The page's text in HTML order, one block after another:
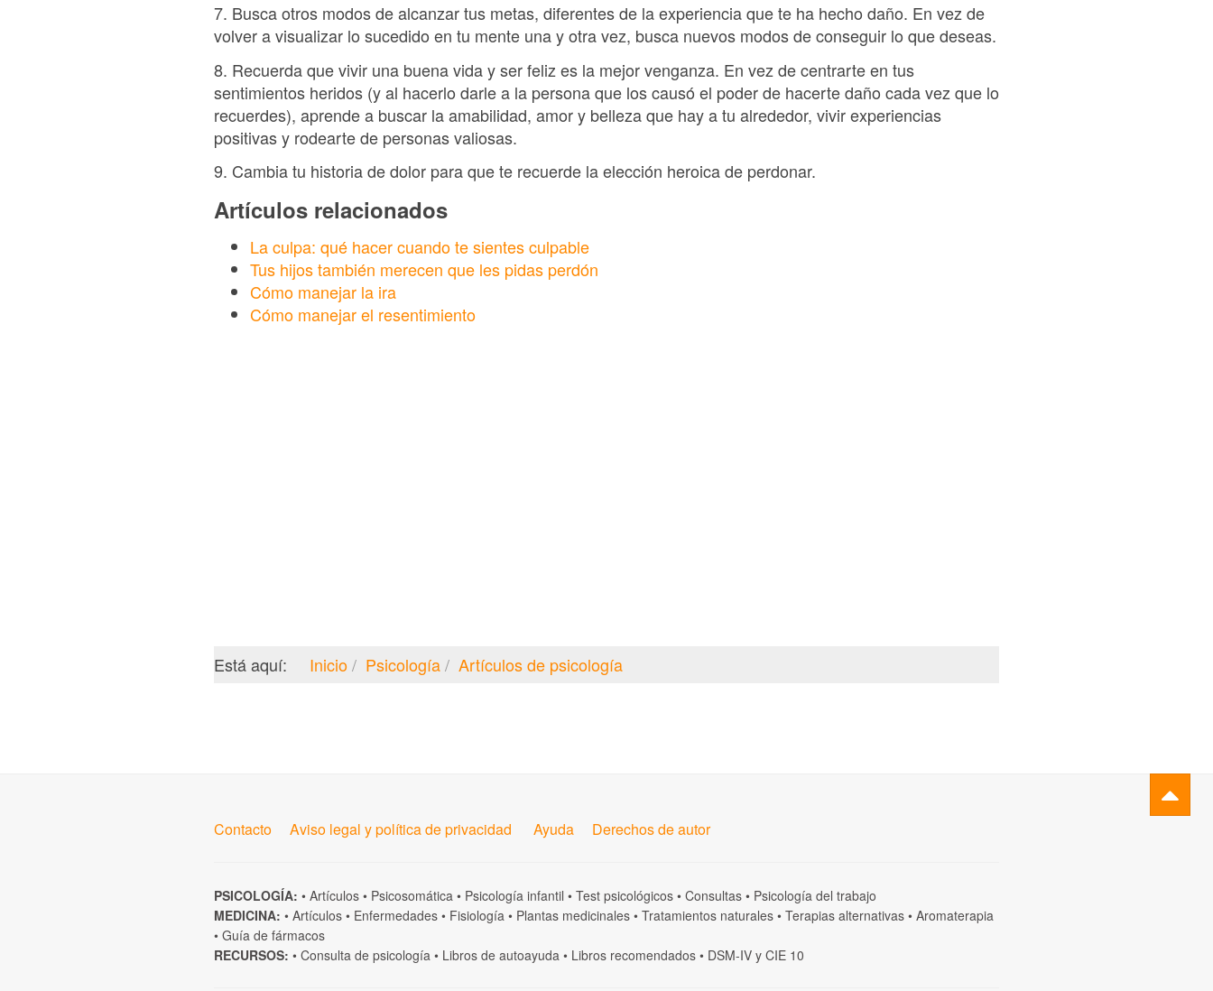
7. Busca otros modos de alcanzar tus metas, diferentes de la experiencia que te ha hecho daño. En vez de
volver a visualizar lo sucedido en tu mente una y otra vez, busca nuevos modos de conseguir lo que deseas.
8. Recuerda que vivir una buena vida y ser feliz es la mejor venganza. En vez de centrarte en tus
sentimientos heridos (y al hacerlo darle a la persona que los causó el poder de hacerte daño cada vez que lo
recuerdes), aprende a buscar la amabilidad, amor y belleza que hay a tu alrededor, vivir experiencias
positivas y rodearte de personas valiosas.
9. Cambia tu historia de dolor para que te recuerde la elección heroica de perdonar.
Artículos relacionados
La culpa: qué hacer cuando te sientes culpable
Tus hijos también merecen que les pidas perdón
Cómo manejar la ira
Cómo manejar el resentimiento
Está aquí: Inicio Psicología Artículos de psicología
Contacto Aviso legal y política de privacidad Ayuda Derechos de autor
PSICOLOGÍA: • Artículos • Psicosomática • Psicología infantil • Test psicológicos • Consultas • Psicología del trabajo
MEDICINA: • Artículos • Enfermedades • Fisiología • Plantas medicinales • Tratamientos naturales • Terapias alternativas • Aromaterapia
• Guía de fármacos
RECURSOS: • Consulta de psicología • Libros de autoayuda • Libros recomendados • DSM-IV y CIE 10